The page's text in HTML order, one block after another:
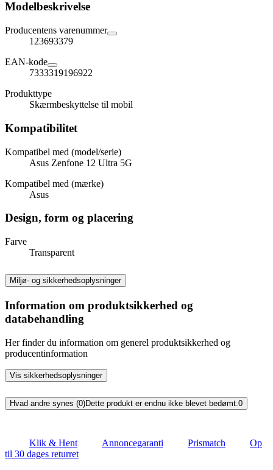
Modelbeskrivelse
Producentens varenummer
123693379
EAN-kode
7333319196922
Produkttype
Skærmbeskyttelse til mobil
Kompatibilitet
Kompatibel med (model/serie)
Asus Zenfone 12 Ultra 5G
Kompatibel med (mærke)
Asus
Design, form og placering
Farve
Transparent
Miljø- og sikkerhedsoplysninger
Information om produktsikkerhed og
databehandling
Her finder du information om generel produktsikkerhed og
producentinformation
Vis sikkerhedsoplysninger
Hvad andre synes (0)Dette produkt er endnu ikke blevet bedømt.0
Klik & Hent Annoncegaranti Prismatch
Op
til 30 dages returret